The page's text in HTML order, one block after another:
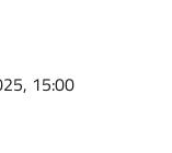
15:00